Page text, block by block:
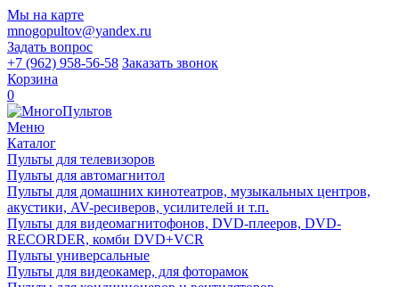
Мы на карте
mnogopultov@yandex.ru
Задать вопрос
+7 (962) 958-56-58 Заказать звонок
Корзина
0
Меню
Каталог
Пульты для телевизоров
Пульты для автомагнитол
Пульты для домашних кинотеатров, музыкальных центров,
акустики, AV-ресиверов, усилителей и т.п.
Пульты для видеомагнитофонов, DVD-плееров, DVD-
RECORDER, комби DVD+VCR
Пульты универсальные
Пульты для видеокамер, для фоторамок